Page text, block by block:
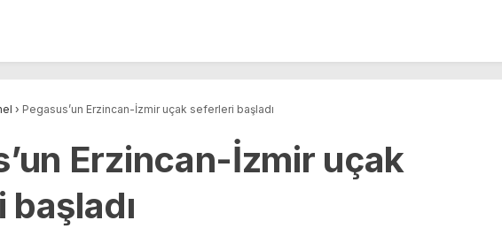
› Pegasus’un Erzincan-İzmir uçak seferleri başladı
Erzincan-İzmir uçak